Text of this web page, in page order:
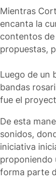
Mientras
encanta la
contentos
propuestas,
Luego de un
bandas
fue el
De esta
sonidos,
iniciativa
proponiendo
forma parte